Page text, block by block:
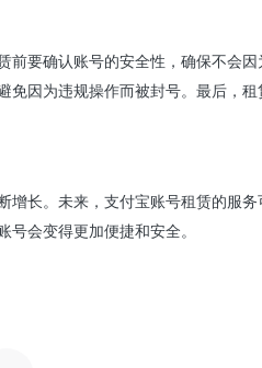
前要确认账号的安全性，确保不会
免因为违规操作而被封号。最后，
增长。未来，支付宝账号租赁的服务
会变得更加便捷和安全。